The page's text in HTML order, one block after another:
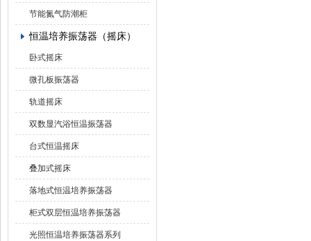
节能氮气防潮柜
恒温培养振荡器（摇床）
卧式摇床
微孔板振荡器
轨道摇床
双数显汽浴恒温振荡器
台式恒温摇床
叠加式摇床
落地式恒温培养振荡器
柜式双层恒温培养振荡器
光照恒温培养振荡器系列